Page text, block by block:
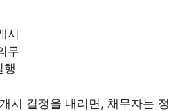
시
무
행
시 결정을 내리면, 채무자는 정